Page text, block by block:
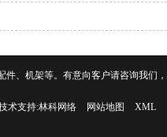
机架等。有意向客户请咨询我们，
术支持:林科网络 网站地图 XML